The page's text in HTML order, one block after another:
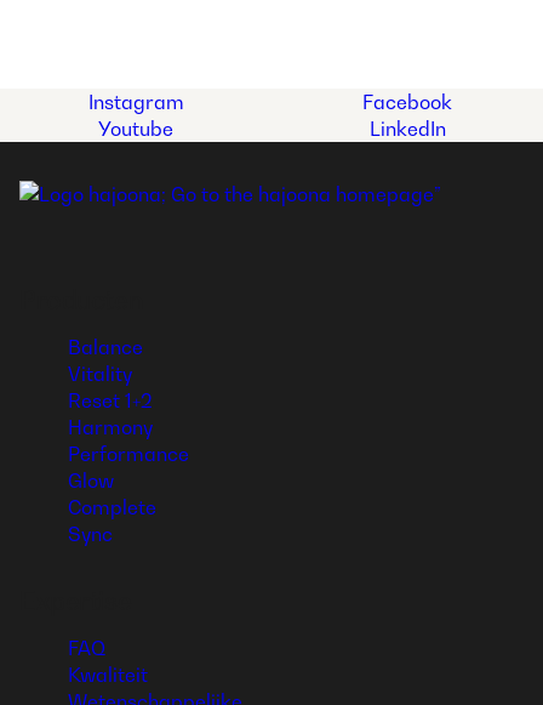
Instagram
Facebook
Youtube
LinkedIn
Balance
Vitality
Reset 1+2
Harmony
Performance
Glow
Complete
Sync
FAQ
Kwaliteit